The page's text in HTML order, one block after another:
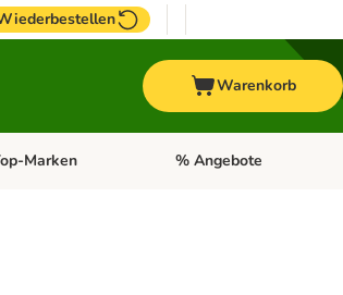
Warenkorb
Vogel Menü öffnen: Pferd
Marken Kategorie-Menü öffnen:
% Angebote